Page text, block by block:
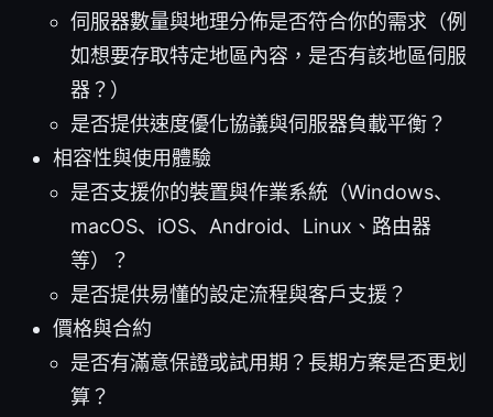
伺服器數量與地理分佈是否符合你的需求（例
如想要存取特定地區內容，是否有該地區伺服
器？）
是否提供速度優化協議與伺服器負載平衡？
相容性與使用體驗
是否支援你的裝置與作業系統（Windows、
macOS、iOS、Android、Linux、路由器
等）？
是否提供易懂的設定流程與客戶支援？
價格與合約
是否有滿意保證或試用期？長期方案是否更划
算？